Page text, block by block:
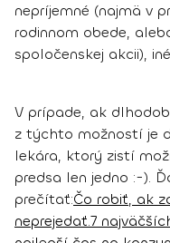
nepríjemné (najmä v
rodinnom obede,
spoločenskej akcii),
V prípade, ak
z týchto možností je
lekára, ktorý zistí
predsa len jedno :-).
prečítať:Čo robiť, ak
neprejedať.7